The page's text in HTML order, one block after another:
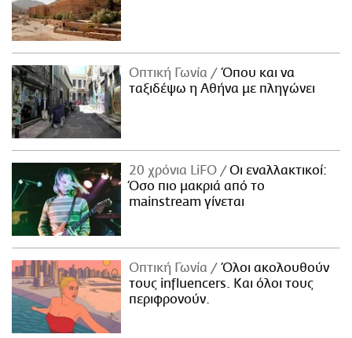
Οπτική Γωνία
Όπου και να
ταξιδέψω η Αθήνα με πληγώνει
20 χρόνια LiFO
Οι εναλλακτικοί:
Όσο πιο μακριά από το
mainstream γίνεται
Οπτική Γωνία
Όλοι ακολουθούν
τους influencers. Και όλοι τους
περιφρονούν.